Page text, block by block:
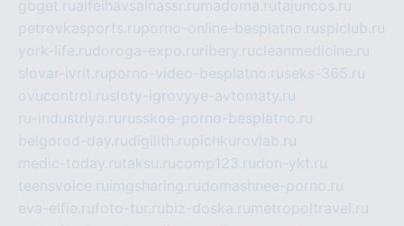
gbget.rualfeihavsalnassr.ru madoma.rutajuncos.ru
petrovkasports.ruporno-online-besplatno.rusplclub.ru
york-life.rudoroga-expo.ru ribery.rucleanmedicine.ru
slovar-ivrit.ruporno-video-besplatno.ruseks-365.ru
ovucontrol.rusloty-igrovyye-avtomaty.ru
ru-industriya.ru russkoe-porno-besplatno.ru
belgorod-day.rudigilith.rupichkurovlab.ru
medic-today.rutaksu.rucomp123.rudon-ykt.ru
teensvoice.ru imgsharing.rudomashnee-porno.ru
eva-elfie.rufoto-tur.rubiz-doska.ru metropoltravel.ru